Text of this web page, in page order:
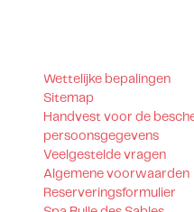
Wettelijke bepalingen
Sitemap
Handvest voor de
persoonsgegevens
Veelgestelde vragen
Algemene voorwaarden
Reserveringsformulier